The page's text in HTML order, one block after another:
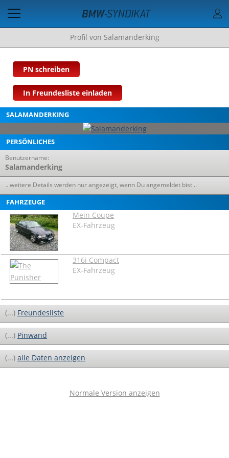
Profil von Salamanderking
PN schreiben
In Freundesliste einladen
SALAMANDERKING
PERSÖNLICHES
Benutzername:
Salamanderking
.. weitere Details werden nur angezeigt, wenn Du angemeldet bist ..
FAHRZEUGE
Mein Coupe
EX-Fahrzeug
316i Compact
EX-Fahrzeug
(...) Freundesliste
(...) Pinwand
(...) alle Daten anzeigen
Normale Version anzeigen